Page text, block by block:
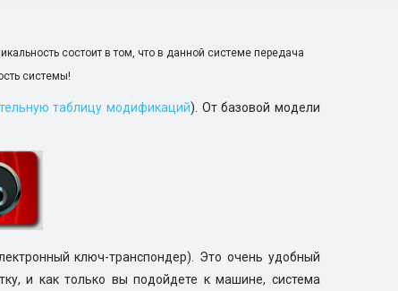
состоит в том, что в данной системе передача
системы!
таблицу модификаций). От базовой модели
ключ-транспондер). Это очень удобный
и как только вы подойдете к машине, система